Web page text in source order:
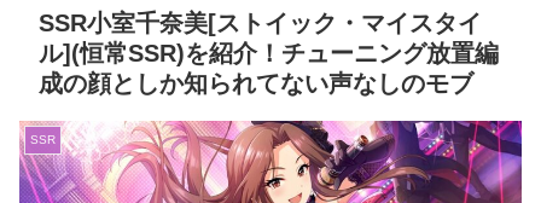
SSR小室千奈美[ストイック・マイスタイ
ル](恒常SSR)を紹介！チューニング放置編
成の顔としか知られてない声なしのモブ
SSR